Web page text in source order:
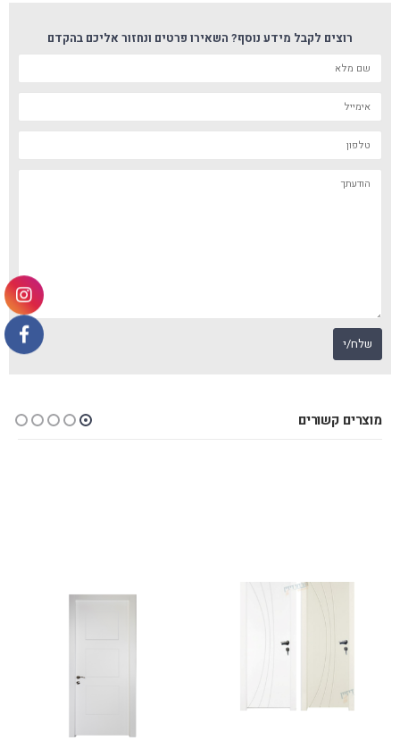
רוצים לקבל מידע נוסף? השאירו פרטים ונחזור אליכם בהקדם
מוצרים קשורים